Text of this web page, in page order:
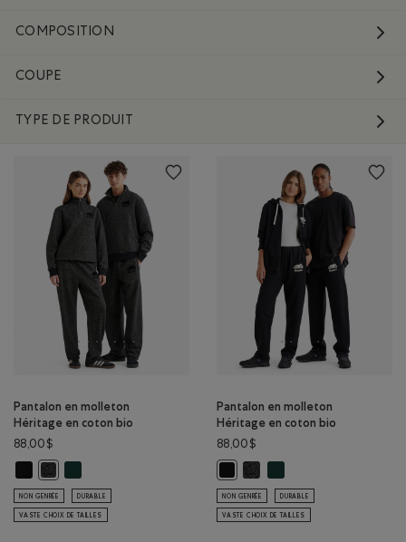
COMPOSITION
COUPE
TYPE DE PRODUIT
Pantalon en molleton
Héritage en coton bio
88,00$
Pantalon en molleton Héritage en coton bio : NOIR Couleur
Pantalon en molleton Héritage en coton bio : VARSITY VERT
NON GENRÉE DURABLE
VASTE CHOIX DE TAILLES
Pantalon en molleton
Héritage en coton bio
88,00$
Pantalon en molleton
NON GENRÉE DURABLE
VASTE CHOIX DE TAILLES